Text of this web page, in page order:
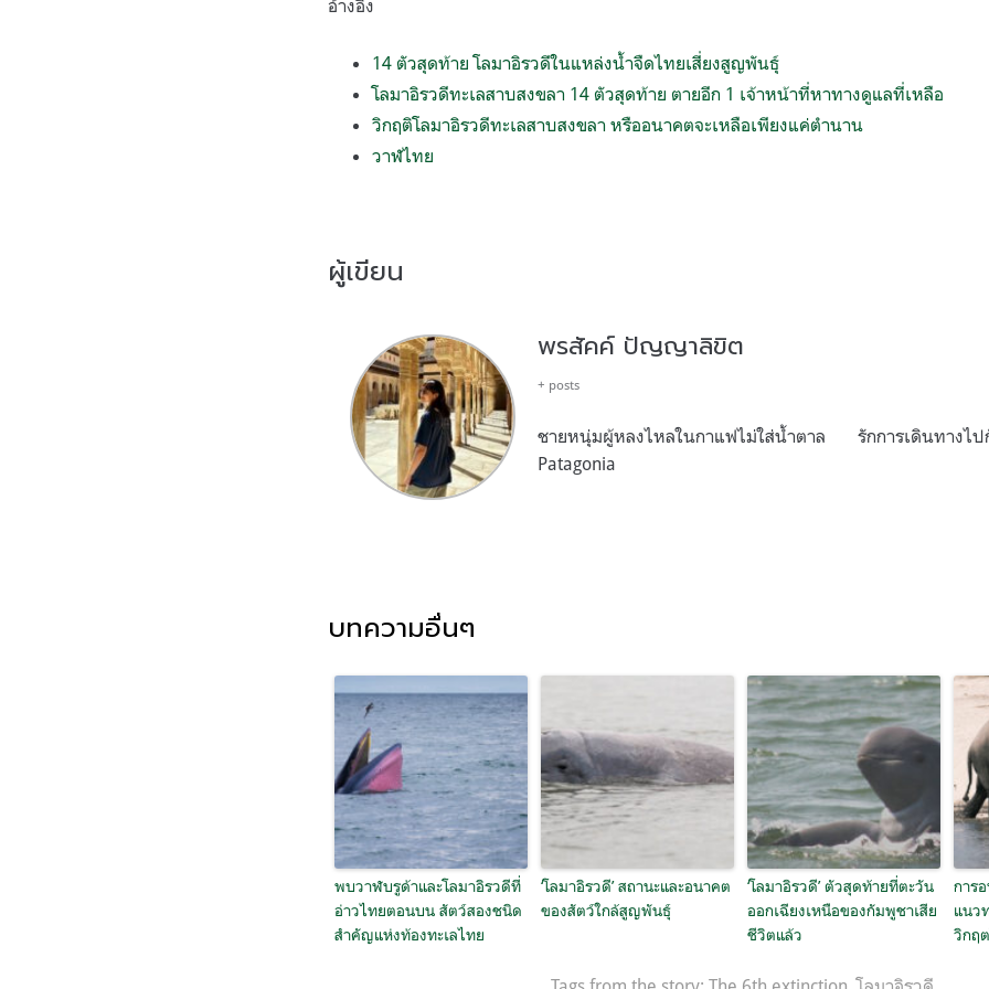
อ้างอิง
14 ตัวสุดท้าย โลมาอิรวดีในแหล่งน้ำจืดไทยเสี่ยงสูญพันธุ์
โลมาอิรวดีทะเลสาบสงขลา 14 ตัวสุดท้าย ตายอีก 1 เจ้าหน้าที่หาทางดูแลที่เหลือ
วิกฤติโลมาอิรวดีทะเลสาบสงขลา หรืออนาคตจะเหลือเพียงแค่ตำนาน
วาฬไทย
ผู้เขียน
พรสัคค์ ปัญญาลิขิต
+ posts
ชายหนุ่มผู้หลงไหลในกาแฟไม่ใส่น้ำตาล รักการเดินทางไ
Patagonia
บทความอื่นๆ
พบวาฬบรูด้าและโลมาอิรวดีที่
อ่าวไทยตอนบน สัตว์สองชนิด
สำคัญแห่งท้องทะเลไทย
‘โลมาอิรวดี’ สถานะและอนาคต
ของสัตว์ใกล้สูญพันธุ์
‘โลมาอิรวดี’ ตัวสุดท้ายที่ตะวัน
ออกเฉียงเหนือของกัมพูชาเสีย
ชีวิตแล้ว
การ
แนว
วิกฤ